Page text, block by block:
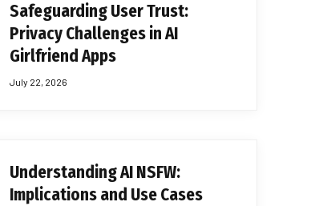
Safeguarding User Trust:
Privacy Challenges in AI
Girlfriend Apps
July 22, 2026
Understanding AI NSFW:
Implications and Use Cases